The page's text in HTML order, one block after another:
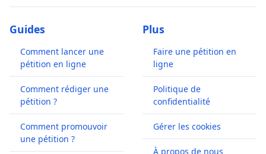
Guides
Comment lancer une
pétition en ligne
Comment rédiger une
pétition ?
Comment promouvoir
une pétition ?
Plus
Faire une pétition en
ligne
Politique de
confidentialité
Gérer les cookies
À propos de nous